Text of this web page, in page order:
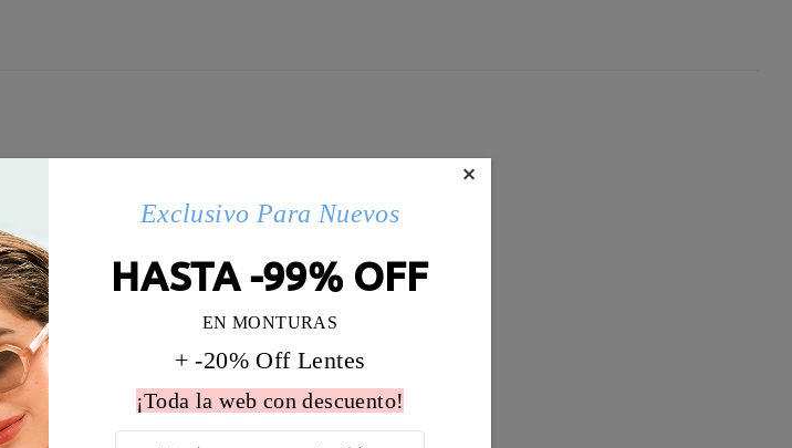
×
Exclusivo Para Nuevos
HASTA -99% OFF
EN MONTURAS
+ -20% Off Lentes
¡Toda la web con descuento!